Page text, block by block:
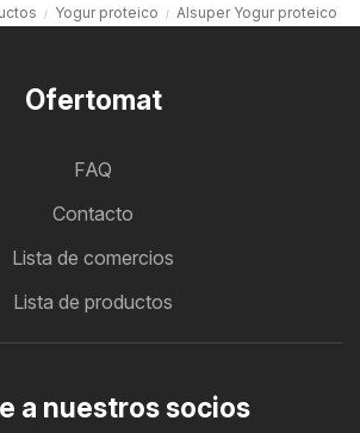
Yogur proteico Alsuper Yogur proteico
Ofertomat
FAQ
Contacto
Lista de comercios
Lista de productos
a nuestros socios